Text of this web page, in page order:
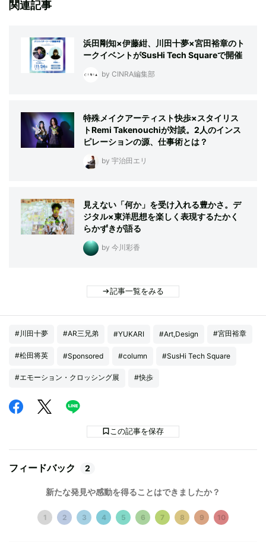
関連記事
浜田剛知×伊藤紺、川田十夢×宮田裕章のト
ークイベントがSusHi Tech Squareで開催
by CINRA編集部
特殊メイクアーティスト快歩×スタイリス
トRemi Takenouchiが対談。2人のインス
ピレーションの源、仕事術とは？
by 宇治田エリ
見えない「何か」を受け入れる豊かさ。デ
ジタル×東洋思想を楽しく表現するたかく
らかずきが語る
by 今川彩香
記事一覧をみる
#川田十夢 #AR三兄弟 #YUKARI #Art,Design #宮田裕章
#松田将英 #Sponsored #column #SusHi Tech Square
#エモーション・クロッシング展 #快歩
この記事を保存
フィードバック 2
新たな発見や感動を得ることはできましたか？
1 2 3 4 5 6 7 8 9 10